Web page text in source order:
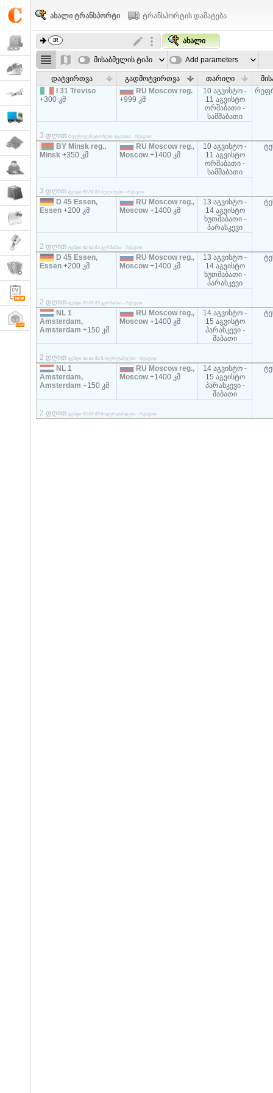
ახალი ტრანსპორტი ტრანსპორტის დამატება
ახალი
მისაბმელის ტიპი Add parameters
დატვირთვა გადმოტვირთვა თარიღი
I 31 Treviso
+300 კმ
RU Moscow reg.
+999 კმ
10 აგვისტო -
11 აგვისტო
ორშაბათი -
სამშაბათი
3 დღით რეფრიჟერატორები იტალია - რუსეთი
BY Minsk reg.,
Minsk+350 კმ
RU Moscow reg.,
Moscow+1400 კმ
10 აგვისტო -
11 აგვისტო
ორშაბათი -
სამშაბათი
3 დღით ტენტი 82-92 მ3 ბელარუსი - რუსეთი
D 45 Essen,
Essen+200 კმ
RU Moscow reg.,
Moscow+1400 კმ
13 აგვისტო -
14 აგვისტო
ხუთშაბათი -
პარასკევი
2 დღით ტენტი 82-92 მ3 გერმანია - რუსეთი
D 45 Essen,
Essen+200 კმ
RU Moscow reg.,
Moscow+1400 კმ
13 აგვისტო -
14 აგვისტო
ხუთშაბათი -
პარასკევი
2 დღით ტენტი 82-92 მ3 გერმანია - რუსეთი
NL 1
Amsterdam,
Amsterdam+150 კმ
RU Moscow reg.,
Moscow+1400 კმ
14 აგვისტო -
15 აგვისტო
პარასკევი -
შაბათი
2 დღით ტენტი 82-92 მ3 ნიდერლანდები - რუსეთი
NL 1
Amsterdam,
Amsterdam+150 კმ
RU Moscow reg.,
Moscow+1400 კმ
14 აგვისტო -
15 აგვისტო
პარასკევი -
შაბათი
2 დღით ტენტი 82-92 მ3 ნიდერლანდები - რუსეთი